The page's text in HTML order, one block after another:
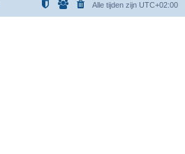
Alle tijden zijn UTC+02:00